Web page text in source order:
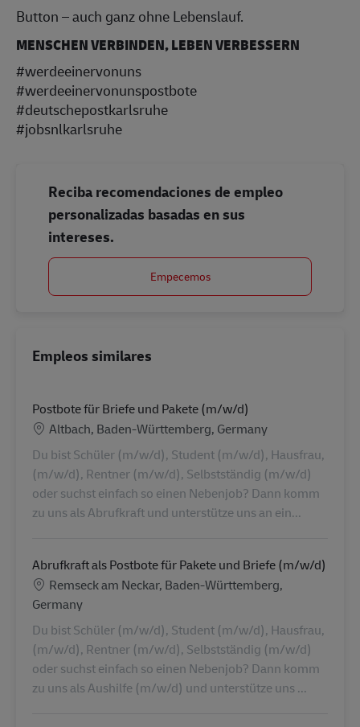
Button – auch ganz ohne Lebenslauf.
MENSCHEN VERBINDEN, LEBEN VERBESSERN
#werdeeinervonuns
#werdeeinervonunspostbote
#deutschepostkarlsruhe
#jobsnlkarlsruhe
Reciba recomendaciones de empleo
personalizadas basadas en sus
intereses.
Empecemos
Empleos similares
Postbote für Briefe und Pakete (m/w/d)
Ubicación
Altbach, Baden-Württemberg, Germany
Du bist Schüler (m/w/d), Student (m/w/d), Hausfrau,
(m/w/d), Rentner (m/w/d), Selbstständig (m/w/d)
oder suchst einfach so einen Nebenjob? Dann komm
zu uns als Abrufkraft und unterstütze uns an ein...
Abrufkraft als Postbote für Pakete und Briefe (m/w/d)
Ubicación
Remseck am Neckar, Baden-Württemberg,
Germany
Du bist Schüler (m/w/d), Student (m/w/d), Hausfrau,
(m/w/d), Rentner (m/w/d), Selbstständig (m/w/d)
oder suchst einfach so einen Nebenjob? Dann komm
zu uns als Aushilfe (m/w/d) und unterstütze uns ...